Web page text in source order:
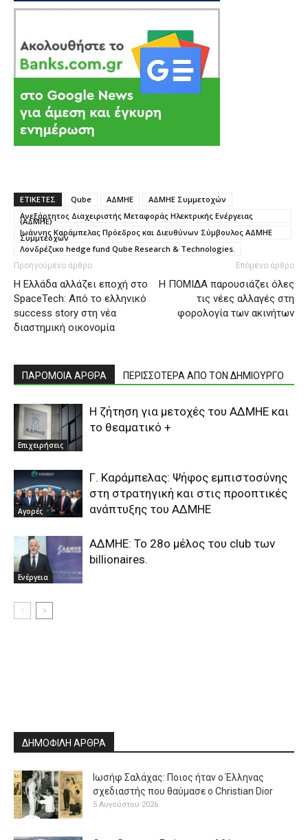
ΕΤΙΚΕΤΕΣ Qube ΑΔΜΗΕ
ΑΔΜΗΕ Συμμετοχών
Ανεξάρτητος Διαχειριστής Μεταφοράς Ηλεκτρικής Ενέργειας
(ΑΔΜΗΕ)
Ιωάννης Καράμπελας Πρόεδρος και Διευθύνων Σύμβουλος ΑΔΜΗΕ
Συμμτεοχών
Λονδρέζικο hedge fund Qube Research & Technologies.
Προηγούμενο άρθρο
Η Ελλάδα αλλάζει εποχή στο
SpaceTech: Από το ελληνικό
success story στη νέα
διαστημική οικονομία
Επόμενο άρθρο
Η ΠΟΜΙΔΑ παρουσιάζει όλες
τις νέες αλλαγές στη
φορολογία των ακινήτων
ΠΑΡΟΜΟΙΑ ΑΡΘΡΑ ΠΕΡΙΣΣΟΤΕΡΑ ΑΠΟ ΤΟΝ ΔΗΜΙΟΥΡΓΟ
Επιχειρήσεις
H ζήτηση για μετοχές του ΑΔΜΗΕ και
το θεαματικό +
Αγορές
Γ. Καράμπελας: Ψήφος εμπιστοσύνης
στη στρατηγική και στις προοπτικές
ανάπτυξης του ΑΔΜΗΕ
Ενέργεια
ΑΔΜΗΕ: Το 28ο μέλος του club των
billionaires.
ΔΗΜΟΦΙΛΗ ΑΡΘΡΑ
Ιωσήφ Σαλάχας: Ποιος ήταν ο Έλληνας
σχεδιαστής που θαύμασε ο Christian Dior
5 Αυγούστου 2026